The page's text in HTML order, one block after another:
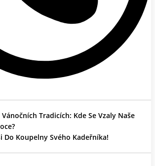
Tradicích: Kde Se Vzaly Naše
Do Koupelny Svého Kadeřníka!